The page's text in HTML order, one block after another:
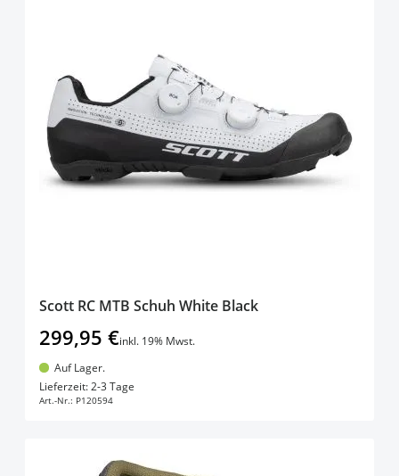
Scott RC MTB Schuh White Black
299,95 €inkl. 19% Mwst.
Auf Lager.
Lieferzeit: 2-3 Tage
Art.-Nr.: P120594